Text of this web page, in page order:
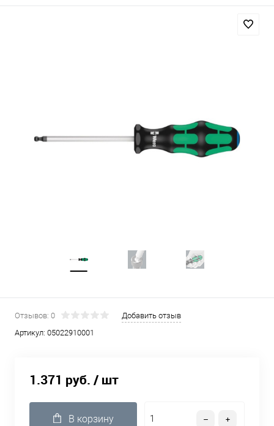
Отзывов: 0
Добавить отзыв
Артикул: 05022910001
1.371 руб. / шт
В корзину